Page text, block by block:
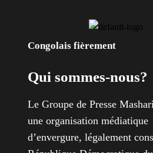
Congolais fièrement
Qui sommes-nous?
Le Groupe de Presse
une organisation médiatique
d’envergure, légalement